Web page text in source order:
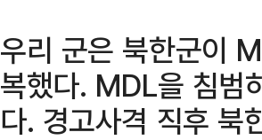
우리 군은 북한군이
복했다. MDL을 침범
다. 경고사격 직후 북